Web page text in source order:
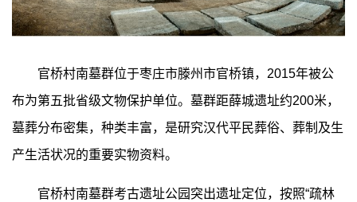
官桥村南墓群位于枣庄市滕州市官桥镇，2015年被公
布为第五批省级文物保护单位。墓群距薛城遗址约200米，
墓葬分布密集，种类丰富，是研究汉代平民葬俗、葬制及生
产生活状况的重要实物资料。
官桥村南墓群考古遗址公园突出遗址定位，按照“疏林